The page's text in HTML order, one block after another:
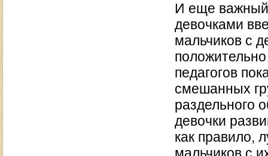
И еще важный
девочками
мальчиков с
педагогов
смешанных
раздельного
девочки
как правило,